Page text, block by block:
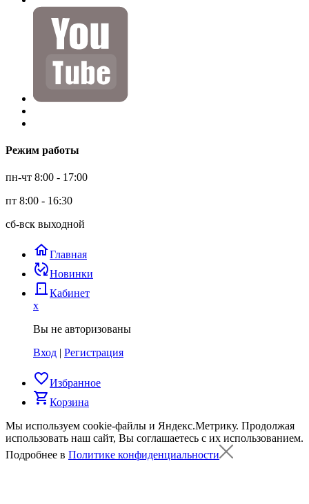
Режим работы
пн-чт 8:00 - 17:00
пт 8:00 - 16:30
сб-вск выходной
homeГлавная
published_with_changesНовинки
door_back Кабинет
x
Вы не авторизованы
Вход | Регистрация
favorite_borderИзбранное
shopping_cartКорзина
Мы используем cookie-файлы и Яндекс.Метрику. Продолжая
использовать наш сайт, Вы соглашаетесь с их использованием.
Подробнее в Политике конфиденциальности